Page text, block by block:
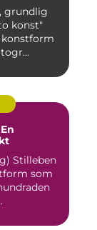
grundlig
konst"
konstform
som